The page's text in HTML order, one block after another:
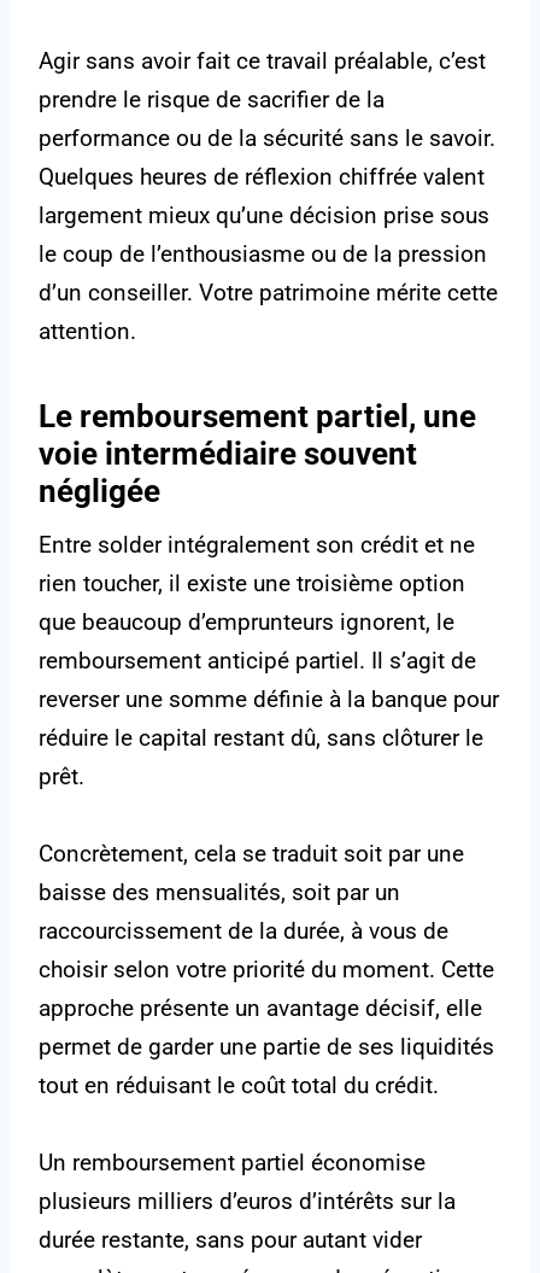
Agir sans avoir fait ce travail préalable, c’est
prendre le risque de sacrifier de la
performance ou de la sécurité sans le savoir.
Quelques heures de réflexion chiffrée valent
largement mieux qu’une décision prise sous
le coup de l’enthousiasme ou de la pression
d’un conseiller. Votre patrimoine mérite cette
attention.
Le remboursement partiel, une
voie intermédiaire souvent
négligée
Entre solder intégralement son crédit et ne
rien toucher, il existe une troisième option
que beaucoup d’emprunteurs ignorent, le
remboursement anticipé partiel. Il s’agit de
reverser une somme définie à la banque pour
réduire le capital restant dû, sans clôturer le
prêt.
Concrètement, cela se traduit soit par une
baisse des mensualités, soit par un
raccourcissement de la durée, à vous de
choisir selon votre priorité du moment. Cette
approche présente un avantage décisif, elle
permet de garder une partie de ses liquidités
tout en réduisant le coût total du crédit.
Un remboursement partiel économise
plusieurs milliers d’euros d’intérêts sur la
durée restante, sans pour autant vider